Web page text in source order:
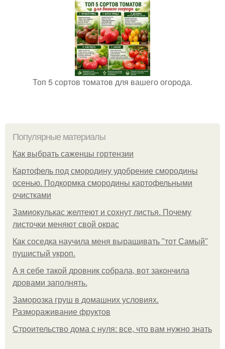
Топ 5 сортов томатов для вашего огорода.
Популярные материалы
Как выбрать саженцы гортензии
Картофель под смородину удобрение смородины
осенью. Подкормка смородины картофельными
очистками
Замиокулькас желтеют и сохнут листья. Почему
листочки меняют свой окрас
Как соседка научила меня выращивать "тот Самый"
пушистый укроп.
А я себе такой дровник собрала, вот закончила
дровами заполнять.
Заморозка груш в домашних условиях.
Размораживание фруктов
Строительство дома с нуля: все, что вам нужно знать